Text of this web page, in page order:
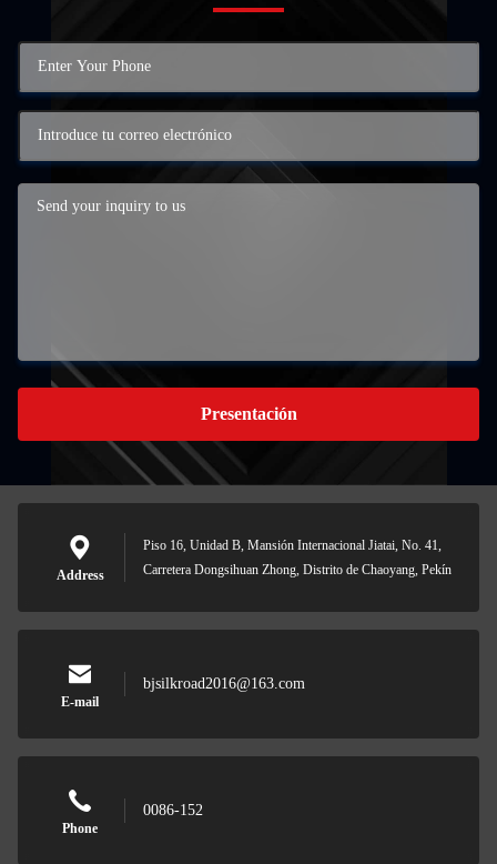
Presentación
Address
Piso 16, Unidad B, Mansión Internacional Jiatai, No. 41,
Carretera Dongsihuan Zhong, Distrito de Chaoyang, Pekín
E-mail
bjsilkroad2016@163.com
Phone
0086-152